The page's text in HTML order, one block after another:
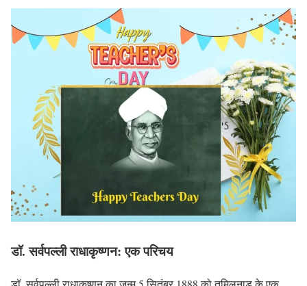
डॉ. सर्वपल्ली राधाकृष्णन: एक परिचय